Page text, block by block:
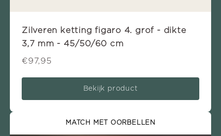
Zilveren ketting figaro 4. grof - dikte
3,7 mm - 45/50/60 cm
€97,95
Bekijk product
MATCH MET OORBELLEN